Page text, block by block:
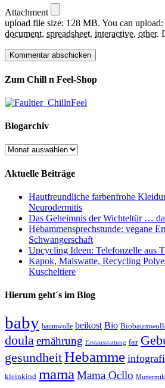
Attachment
upload file size: 128 MB. You can upload:
document, spreadsheet, interactive, other.
Zum Chill n Feel-Shop
Blogarchiv
Blogarchiv
Aktuelle Beiträge
Hautfreundliche farbenfrohe
Neurodermitis
Das Geheimnis der Wichteltür …
Hebammensprechstunde: vegane
Schwangerschaft
Upcycling Ideen: Telefonzelle aus
Kapok, Maiswatte, Recycling
Kuscheltiere
Hierum geht´s im Blog
baby baumwolle beikost Bio
doulaernährung Erstausstattung fair
gesundheitHebamme
kleinkind mama Mama Ocllo